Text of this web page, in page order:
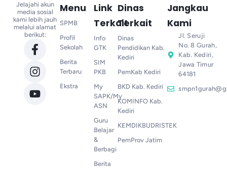
Jelajahi akun
media sosial
kami lebih jauh
melalui alamat
berikut:
Menu
SPMB
Profil
Sekolah
Berita
Terbaru
Ekstra
Link
Terkait
Info
GTK
SIM
PKB
My
SAPK/My
ASN
Guru
Belajar
&
Berbagi
Berita
Dinas
Terkait
Dinas
Pendidikan Kab.
Kediri
PemKab Kediri
BKD Kab. Kediri
KOMINFO Kab.
Kediri
KEMDIKBUDRISTEK
PemProv Jatim
Jangkau
Kami
Jl. Seruji
No. 8 Gurah,
Kab. Kediri,
Jawa Timur
64181